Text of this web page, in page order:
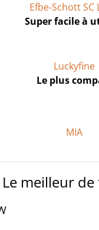
Efbe-Schott SC
Super facile à
Luckyfine
Le plus
MIA
meilleur de